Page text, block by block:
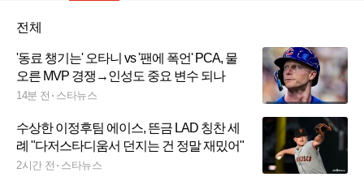
전체
'동료 챙기는' 오타니 vs '팬에 폭언' PCA, 물
오른 MVP 경쟁→인성도 중요 변수 되나
14분 전 스타뉴스
수상한 이정후팀 에이스, 뜬금 LAD 칭찬 세
례 "다저스타디움서 던지는 건 정말 재밌어"
2시간 전 스타뉴스